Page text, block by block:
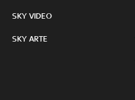
SKY VIDEO
SKY ARTE